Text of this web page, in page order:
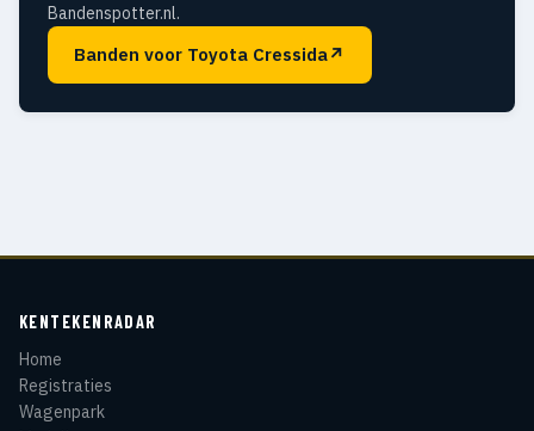
Bandenspotter.nl.
Banden voor Toyota Cressida↗
KENTEKENRADAR
Home
Registraties
Wagenpark